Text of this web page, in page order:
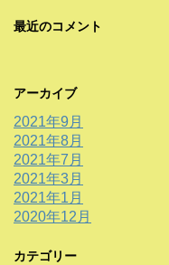
最近のコメント
アーカイブ
2021年9月
2021年8月
2021年7月
2021年3月
2021年1月
2020年12月
カテゴリー